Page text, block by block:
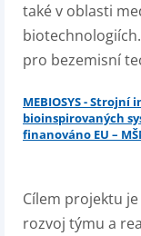
také v oblasti
pro bezemisní
MEBIOSYS -
bioinspirovaných
finanováno EU –
Cílem projektu
rozvoj týmu a